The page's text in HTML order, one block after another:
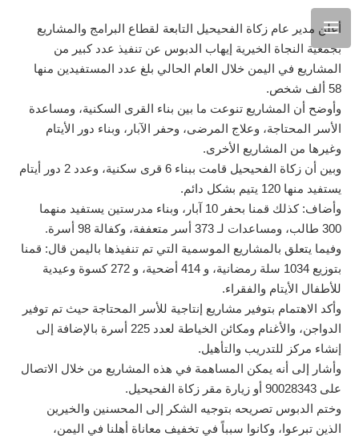
أعلن مدير عام زكاة الفحيحيل التابعة لقطاع البرامج والمشاريع
بجمعية النجاة الخيرية إيهاب الدبوس عن تنفيذ عدد كبير من
المشاريع في اليمن خلال العام الحالي بلغ عدد المستفيدين منها
58 ألف شخص.
وأوضح أن المشاريع تنوعت ما بين بناء القرى السكنية، ومساعدة
الأسر المحتاجة، وعلاج المرضى، وحفر الآبار، وبناء دور الأيتام
وغيرها من المشاريع الأخرى.
وبين أن زكاة الفحيحيل قامت ببناء 6 قرى سكنية، وعدد 2 دور أيتام
يستفيد منها 120 يتيم بشكل دائم.
وأضاف: كذلك قمنا بحفر 10 آبار، وبناء مدرستين يستفيد منهما
300 طالب، ومساعدات لـ 373 أسر متعففة، وكفالة 98 أسرة.
وفيما يتعلق بالمشاريع الموسمية التي تم تنفيذها باليمن قال: قمنا
بتوزيع 1034 سلة رمضانية، و 414 أضحية، و 272 كسوة وعيدية
للأطفال الأيتام والفقراء.
وأكد الاهتمام بتوفير مشاريع إنتاجية للأسر المحتاجة حيث تم توفير
الدواجن، والأغنام ومكائن الخياطة لعدد 225 أسرة بالإضافة إلى
إنشاء مركز للتدريب والتأهيل.
وأشار إلى أنه يمكن المساهمة في هذه المشاريع من خلال الاتصال
على 90028343 أو زيارة مقر زكاة الفحيحيل.
وختم الدبوس تصريحه بتوجيه الشكر إلى المحسنين والخيرين
الذين تبرعوا، وكانوا سبباً في تخفيف معاناة أهلنا في اليمن،